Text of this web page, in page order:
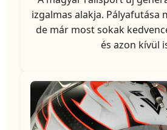
izgalmas alakja. Pályafutása
de már most sokak
és azon kívül